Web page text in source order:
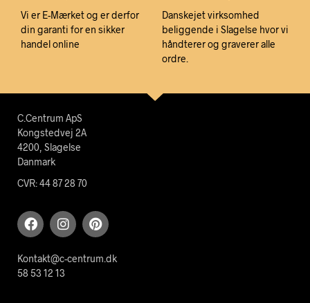
Vi er E-Mærket og er derfor
din garanti for en sikker
handel online
Danskejet virksomhed
beliggende i Slagelse hvor vi
håndterer og graverer alle
ordre.
C.Centrum ApS
Kongstedvej 2A
4200, Slagelse
Danmark
CVR: 44 87 28 70
Kontakt@c-centrum.dk
58 53 12 13